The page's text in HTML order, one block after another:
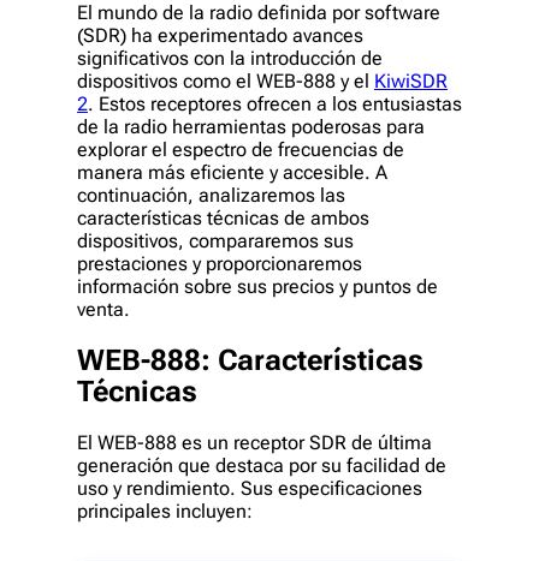
El mundo de la radio definida por software
(SDR) ha experimentado avances
significativos con la introducción de
dispositivos como el WEB-888 y el KiwiSDR
2. Estos receptores ofrecen a los entusiastas
de la radio herramientas poderosas para
explorar el espectro de frecuencias de
manera más eficiente y accesible. A
continuación, analizaremos las
características técnicas de ambos
dispositivos, compararemos sus
prestaciones y proporcionaremos
información sobre sus precios y puntos de
venta.
WEB-888: Características
Técnicas
El WEB-888 es un receptor SDR de última
generación que destaca por su facilidad de
uso y rendimiento. Sus especificaciones
principales incluyen: